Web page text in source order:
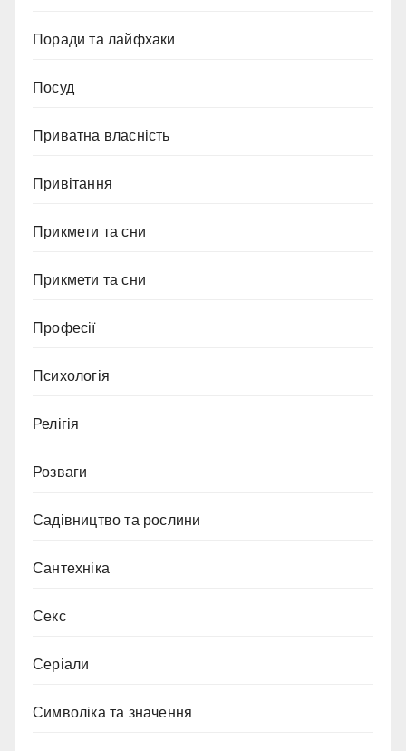
Поради та лайфхаки
Посуд
Приватна власність
Привітання
Прикмети та сни
Прикмети та сни
Професії
Психологія
Релігія
Розваги
Садівництво та рослини
Сантехніка
Секс
Серіали
Символіка та значення